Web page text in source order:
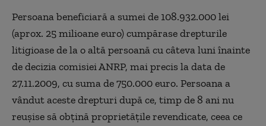
Persoana beneficiară a sumei de 108.932.000 lei
(aprox. 25 milioane euro) cumpărase drepturile
litigioase de la o altă persoană cu câteva luni înainte
de decizia comisiei ANRP, mai precis la data de
27.11.2009, cu suma de 750.000 euro. Persoana a
vândut aceste drepturi după ce, timp de 8 ani nu
reușise să obțină proprietățile revendicate, ceea ce